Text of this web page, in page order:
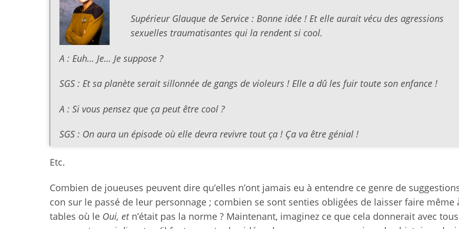
Supérieur Glauque de Service : Bonne idée ! Et elle aurait vécu des agressions
sexuelles traumatisantes qui la rendent si cool.
A : Euh… Je… Je suppose ?
SGS : Et sa planète serait sillonnée de gangs de violeurs ! Elle a dû les fuir toute son enfance !
A : Si vous pensez que ça peut être cool ?
SGS : On aura un épisode où elle devra revivre tout ça ! Ça va être génial !
Etc.
Combien de joueuses peuvent dire qu’elles n’ont jamais eu à entendre ce genre de
con sur le passé de leur personnage ; combien se sont senties obligées de laisser faire même
tables où le Oui, etn’était pas la norme ? Maintenant, imaginez ce que cela donnerait avec